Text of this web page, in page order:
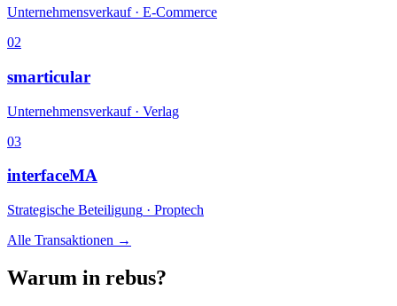
Unternehmensverkauf· E-Commerce
02
smarticular
Unternehmensverkauf· Verlag
03
interfaceMA
Strategische Beteiligung · Proptech
Alle Transaktionen →
Warum in rebus?